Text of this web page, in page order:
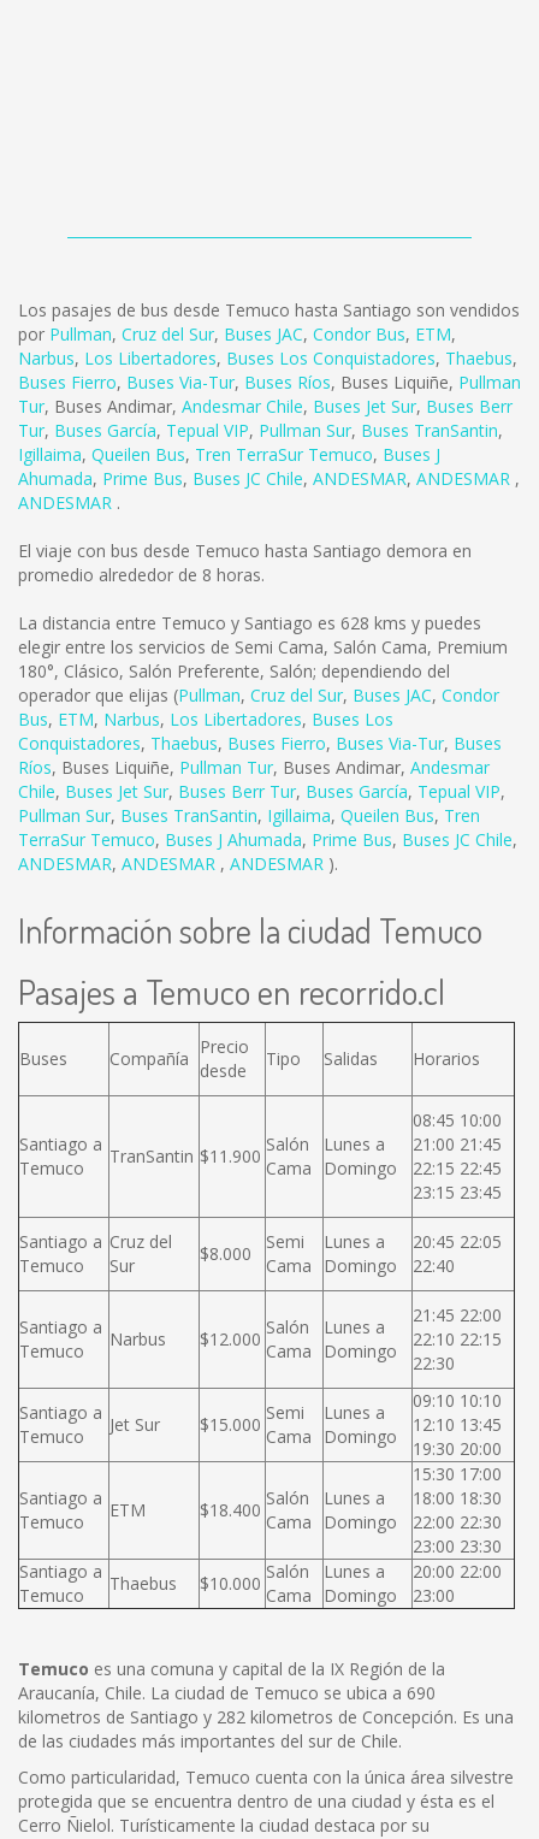
Los pasajes de bus desde Temuco hasta Santiago son vendidos
por Pullman, Cruz del Sur, Buses JAC, Condor Bus, ETM,
Narbus, Los Libertadores, Buses Los Conquistadores, Thaebus,
Buses Fierro, Buses Via-Tur, Buses Ríos, Buses Liquiñe, Pullman
Tur, Buses Andimar, Andesmar Chile, Buses Jet Sur, Buses Berr
Tur, Buses García, Tepual VIP, Pullman Sur, Buses TranSantin,
Igillaima, Queilen Bus, Tren TerraSur Temuco, Buses J
Ahumada, Prime Bus, Buses JC Chile, ANDESMAR, ANDESMAR ,
ANDESMAR .
El viaje con bus desde Temuco hasta Santiago demora en
promedio alrededor de 8 horas.
La distancia entre Temuco y Santiago es 628 kms y puedes
elegir entre los servicios de Semi Cama, Salón Cama, Premium
180°, Clásico, Salón Preferente, Salón; dependiendo del
operador que elijas (Pullman, Cruz del Sur, Buses JAC, Condor
Bus, ETM, Narbus, Los Libertadores, Buses Los
Conquistadores, Thaebus, Buses Fierro, Buses Via-Tur, Buses
Ríos, Buses Liquiñe, Pullman Tur, Buses Andimar, Andesmar
Chile, Buses Jet Sur, Buses Berr Tur, Buses García, Tepual VIP,
Pullman Sur, Buses TranSantin, Igillaima, Queilen Bus, Tren
TerraSur Temuco, Buses J Ahumada, Prime Bus, Buses JC Chile,
ANDESMAR, ANDESMAR , ANDESMAR ).
Información sobre la ciudad Temuco
Pasajes a Temuco en recorrido.cl
Buses Compañía
Precio
desde
Tipo Salidas Horarios
Santiago a
Temuco
TranSantin $11.900
Salón
Cama
Lunes a
Domingo
08:45 10:00
21:00 21:45
22:15 22:45
23:15 23:45
Santiago a
Temuco
Cruz del
Sur
$8.000
Semi
Cama
Lunes a
Domingo
20:45 22:05
22:40
Santiago a
Temuco
Narbus $12.000
Salón
Cama
Lunes a
Domingo
21:45 22:00
22:10 22:15
22:30
Santiago a
Temuco
Jet Sur $15.000
Semi
Cama
Lunes a
Domingo
09:10 10:10
12:10 13:45
19:30 20:00
Santiago a
Temuco
ETM $18.400
Salón
Cama
Lunes a
Domingo
15:30 17:00
18:00 18:30
22:00 22:30
23:00 23:30
Santiago a
Temuco
Thaebus $10.000
Salón
Cama
Lunes a
Domingo
20:00 22:00
23:00
Temuco es una comuna y capital de la IX Región de la
Araucanía, Chile. La ciudad de Temuco se ubica a 690
kilometros de Santiago y 282 kilometros de Concepción. Es una
de las ciudades más importantes del sur de Chile.
Como particularidad, Temuco cuenta con la única área silvestre
protegida que se encuentra dentro de una ciudad y ésta es el
Cerro Ñielol. Turísticamente la ciudad destaca por su